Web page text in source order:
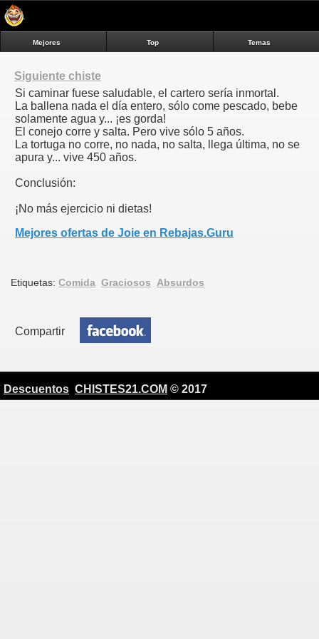
Mejores Top Temas
Siguiente chiste
Si caminar fuese saludable, el cartero sería inmortal.
La ballena nada el día entero, sólo come pescado, bebe
solamente agua y... ¡es gorda!
El conejo corre y salta. Pero vive sólo 5 años.
La tortuga no corre, no nada, no salta, llega última, no se
apura y... vive 450 años.
Conclusión:
¡No más ejercicio ni dietas!
Mejores ofertas de Joie en Rebajas.Guru
Etiquetas: Comida Graciosos Absurdos
Compartir
Descuentos CHISTES21.COM © 2017